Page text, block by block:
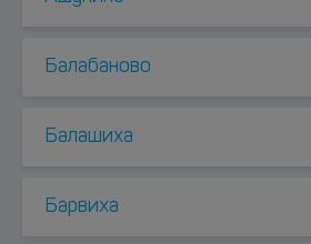
Балабаново
Балашиха
Барвиха